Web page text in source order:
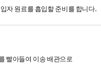
자 원료를 흡입할 준비를 합니다.
빨아들여 이송 배관으로